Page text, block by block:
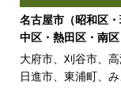
名古屋市（昭和区
中区・熱田区・南区
大府市、刈谷市、
日進市、東浦町、